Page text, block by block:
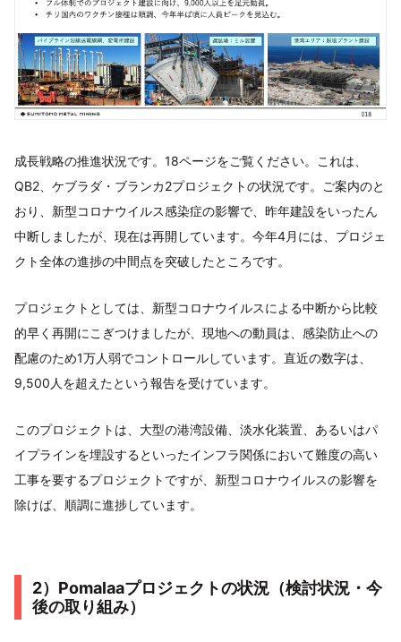
成長戦略の推進状況です。18ページをご覧ください。これは、
QB2、ケブラダ・ブランカ2プロジェクトの状況です。ご案内のと
おり、新型コロナウイルス感染症の影響で、昨年建設をいったん
中断しましたが、現在は再開しています。今年4月には、プロジェ
クト全体の進捗の中間点を突破したところです。
プロジェクトとしては、新型コロナウイルスによる中断から比較
的早く再開にこぎつけましたが、現地への動員は、感染防止への
配慮のため1万人弱でコントロールしています。直近の数字は、
9,500人を超えたという報告を受けています。
このプロジェクトは、大型の港湾設備、淡水化装置、あるいはパ
イプラインを埋設するといったインフラ関係において難度の高い
工事を要するプロジェクトですが、新型コロナウイルスの影響を
除けば、順調に進捗しています。
2）Pomalaaプロジェクトの状況（検討状況・今
後の取り組み）